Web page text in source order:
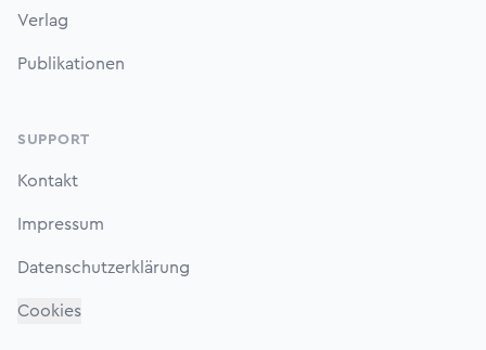
Verlag
Publikationen
SUPPORT
Kontakt
Impressum
Datenschutzerklärung
Cookies